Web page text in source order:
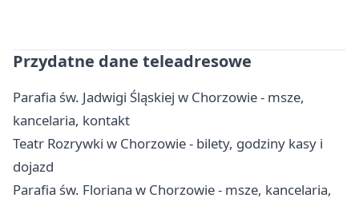
Przydatne dane teleadresowe
Parafia św. Jadwigi Śląskiej w Chorzowie - msze,
kancelaria, kontakt
Teatr Rozrywki w Chorzowie - bilety, godziny kasy i
dojazd
Parafia św. Floriana w Chorzowie - msze, kancelaria,